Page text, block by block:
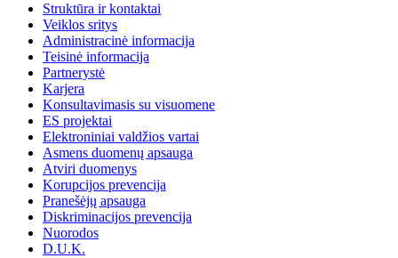
Struktūra ir kontaktai
Veiklos sritys
Administracinė informacija
Teisinė informacija
Partnerystė
Karjera
Konsultavimasis su visuomene
ES projektai
Elektroniniai valdžios vartai
Asmens duomenų apsauga
Atviri duomenys
Korupcijos prevencija
Pranešėjų apsauga
Diskriminacijos prevencija
Nuorodos
D.U.K.